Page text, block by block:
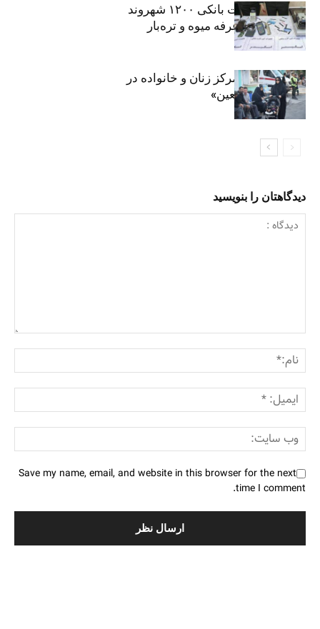
افشای اطلاعات بانکی ۱۲۰۰ شهروند
تهرانی در یک غرفه میوه و تره‌بار
روایت حضور مرکز زنان و خانواده در
«جاماندگان اربعین»
دیدگاهتان را بنویسید
Save my name, email, and website in this browser for the next
time I comment.